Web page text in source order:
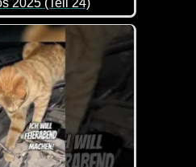
2025 (Teil 24)
von lustigen